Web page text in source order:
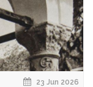
23 Jun 2026